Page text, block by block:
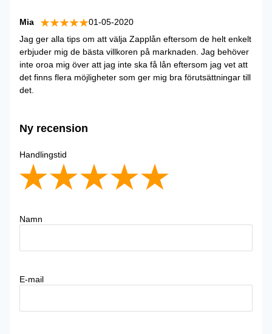
Mia
01-05-2020
Jag ger alla tips om att välja Zapplån eftersom de helt enkelt
erbjuder mig de bästa villkoren på marknaden. Jag behöver
inte oroa mig över att jag inte ska få lån eftersom jag vet att
det finns flera möjligheter som ger mig bra förutsättningar till
det.
Ny recension
Handlingstid
Namn
E-mail